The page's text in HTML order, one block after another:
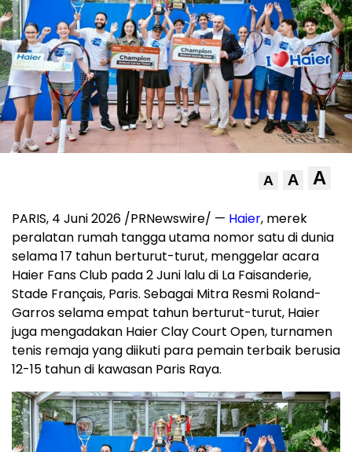
A A A
PARIS, 4 Juni 2026 /PRNewswire/ — Haier, merek
peralatan rumah tangga utama nomor satu di dunia
selama 17 tahun berturut-turut, menggelar acara
Haier Fans Club pada 2 Juni lalu di La Faisanderie,
Stade Français, Paris. Sebagai Mitra Resmi Roland-
Garros selama empat tahun berturut-turut, Haier
juga mengadakan Haier Clay Court Open, turnamen
tenis remaja yang diikuti para pemain terbaik berusia
12-15 tahun di kawasan Paris Raya.